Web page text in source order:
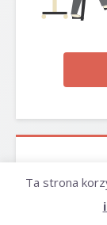
Ta strona